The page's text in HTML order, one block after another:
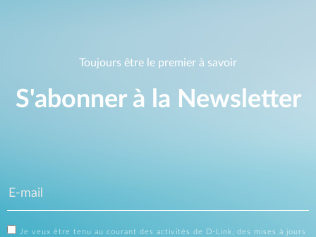
Toujours être le premier à savoir
S'abonner à la Newsletter
Je veux être tenu au courant des activités de D-Link, des mises à jours